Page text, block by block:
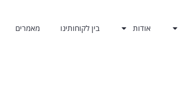
אודות בין לקוחותינו מאמרים